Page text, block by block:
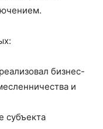
бизнес-
и
субъекта